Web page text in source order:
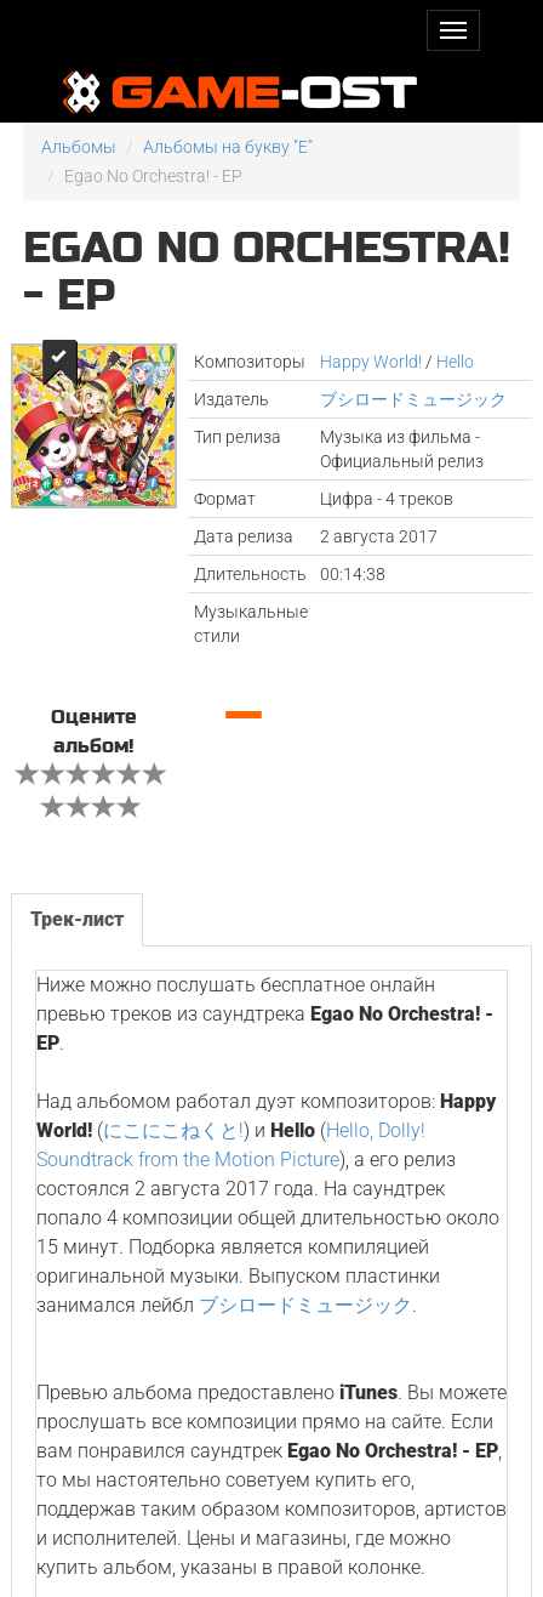
Альбомы
Альбомы на букву "E"
Egao No Orchestra! - EP
EGAO NO ORCHESTRA!
- EP
Композиторы Happy World! / Hello
Издатель
ブシロードミュージック
Тип релиза
Музыка из фильма -
Официальный релиз
Формат
Цифра - 4 треков
Дата релиза
2 августа 2017
Длительность
00:14:38
Музыкальные
стили
Оцените
альбом!
—
Трек-лист
Ниже можно послушать бесплатное онлайн
превью треков из саундтрека Egao No Orchestra! -
EP.
Над альбомом работал дуэт композиторов: Happy
World!(にこにこねくと!) и Hello(Hello, Dolly!
Soundtrack from the Motion Picture), а его релиз
состоялся 2 августа 2017 года. На саундтрек
попало 4 композиции общей длительностью около
15 минут. Подборка является компиляцией
оригинальной музыки. Выпуском пластинки
занимался лейбл ブシロードミュージック .
Превью альбома предоставлено iTunes. Вы можете
прослушать все композиции прямо на сайте. Если
вам понравился саундтрек Egao No Orchestra! - EP,
то мы настоятельно советуем купить его,
поддержав таким образом композиторов, артистов
и исполнителей. Цены и магазины, где можно
купить альбом, указаны в правой колонке.